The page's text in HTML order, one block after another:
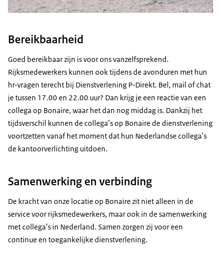
Bereikbaarheid
Goed bereikbaar zijn is voor ons vanzelfsprekend.
Rijksmedewerkers kunnen ook tijdens de avonduren met hun
hr-vragen terecht bij Dienstverlening P-Direkt. Bel, mail of chat
je tussen 17.00 en 22.00 uur? Dan krijg je een reactie van een
collega op Bonaire, waar het dan nog middag is. Dankzij het
tijdsverschil kunnen de collega’s op Bonaire de dienstverlening
voortzetten vanaf het moment dat hun Nederlandse collega’s
de kantoorverlichting uitdoen.
Samenwerking en verbinding
De kracht van onze locatie op Bonaire zit niet alleen in de
service voor rijksmedewerkers, maar ook in de samenwerking
met collega’s in Nederland. Samen zorgen zij voor een
continue en toegankelijke dienstverlening.